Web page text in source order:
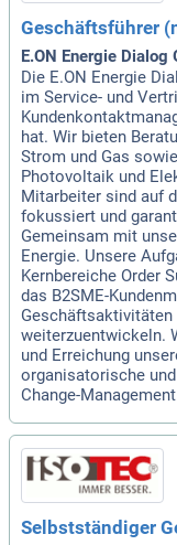
Geschäftsführer
E.ON Energie
Die E.ON Energie
im Service- und
hat. Wir bieten
Strom und Gas
Photovoltaik und
Mitarbeiter sind auf
fokussiert und
Gemeinsam mit
Energie. Unsere
Kernbereiche Order
das B2SME-
Geschäftsaktivitäten
weiterzuentwickeln.
und Erreichung
organisatorische
Change-
Selbstständiger